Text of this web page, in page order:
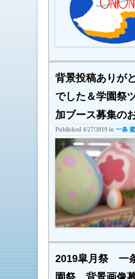
背景投稿ありが
でした＆学園祭
加ブース募集の
Published 4/27/2019 in 一条
2019皐月祭 一